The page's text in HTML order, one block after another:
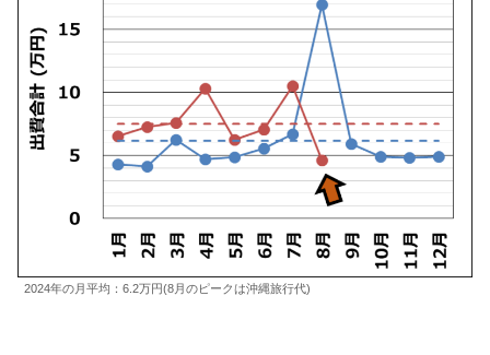
2024年の月平均：6.2万円(8月のピークは沖縄旅行代)